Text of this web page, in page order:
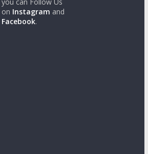
on Instagram and
Facebook.